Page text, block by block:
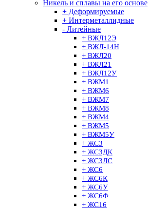
Никель и сплавы на его основе
+ Деформируемые
+ Интерметаллидные
- Литейные
+ ВЖЛ12Э
+ ВЖЛ-14H
+ ВЖЛ20
+ ВЖЛ21
+ ВЖЛ12У
+ ВЖМ1
+ ВЖМ6
+ ВЖМ7
+ ВЖМ8
+ ВЖМ4
+ ВЖМ5
+ ВЖМ5У
+ ЖС3
+ ЖС3ДК
+ ЖС3ЛС
+ ЖС6
+ ЖС6К
+ ЖС6У
+ ЖС6Ф
+ ЖС16